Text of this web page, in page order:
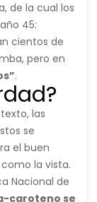
de las
pero
de la cual los
45:
cientos de
pero en
.
las
se
el buen
la vista.
Nacional de
caroteno se